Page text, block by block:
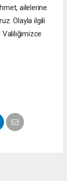
ailelerine
Olayla ilgili
Valiliğimizce